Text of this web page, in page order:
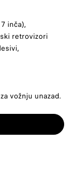
inča),
retrovizori
vožnju unazad.